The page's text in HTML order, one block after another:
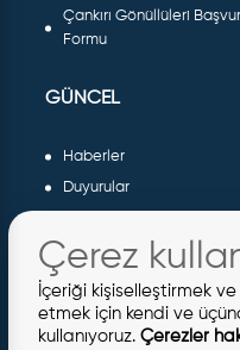
Çankırı Gönüllüleri
Formu
GÜNCEL
Haberler
Duyurular
Galeri
Etkinlikler
Meclis Kararları
İhaleler
Çerez
İçeriği kişiselleştirmek
etmek için kendi ve
kullanıyoruz. Çerezler